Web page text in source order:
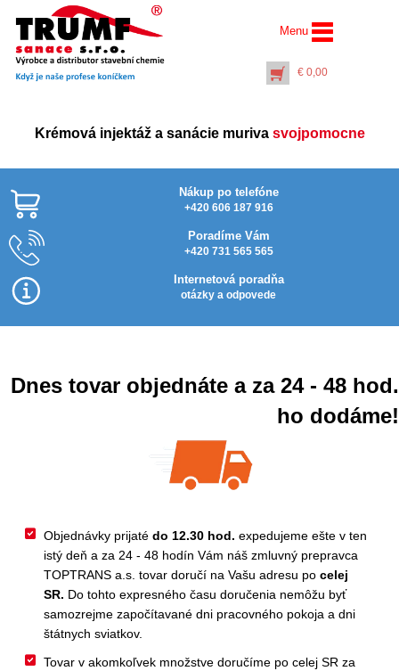
Menu
€ 0,00
Krémová injektáž a sanácie muriva svojpomocne
Nákup po telefóne
+420 606 187 916
Poradíme Vám
+420 731 565 565
Internetová poradňa
otázky a odpovede
Dnes tovar objednáte a za 24 - 48 hod.
ho dodáme!
Objednávky prijatédo 12.30 hod. expedujeme ešte v ten
istý deň a za 24 - 48 hodín Vám náš zmluvný prepravca
TOPTRANS a.s. tovar doručí na Vašu adresu pocelej
SR. Do tohto expresného času doručenia nemôžu byť
samozrejme započítavané dni pracovného pokoja a dni
štátnych sviatkov.
Tovar v akomkoľvek množstve doručíme po celej SR za
Vrták Ø 14 mm dĺžka
1000 mm ……
(pracovná dĺžka 920
€19,00